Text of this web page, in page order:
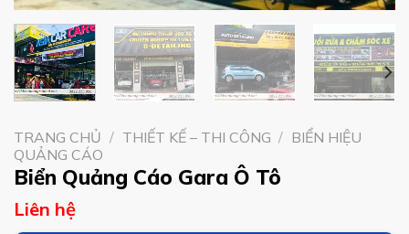
TRANG CHỦ / THIẾT KẾ – THI CÔNG / BIỂN HIỆU
QUẢNG CÁO
Biển Quảng Cáo Gara Ô Tô
Liên hệ